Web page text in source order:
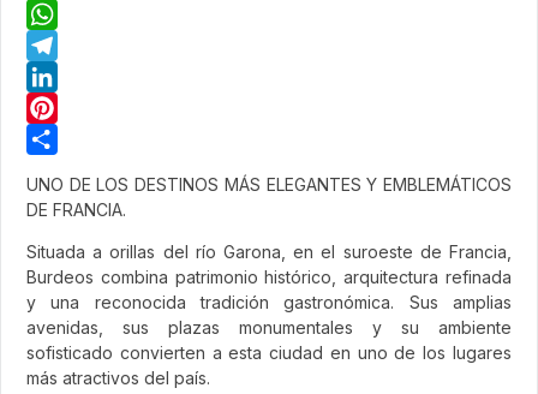
Twitter
WhatsApp
Telegram
LinkedIn
Pinterest
UNO DE LOS DESTINOS MÁS ELEGANTES Y EMBLEMÁTICOS
DE FRANCIA.
Situada a orillas del río Garona, en el suroeste de Francia,
Burdeos combina patrimonio histórico, arquitectura refinada
y una reconocida tradición gastronómica. Sus amplias
avenidas, sus plazas monumentales y su ambiente
sofisticado convierten a esta ciudad en uno de los lugares
más atractivos del país.